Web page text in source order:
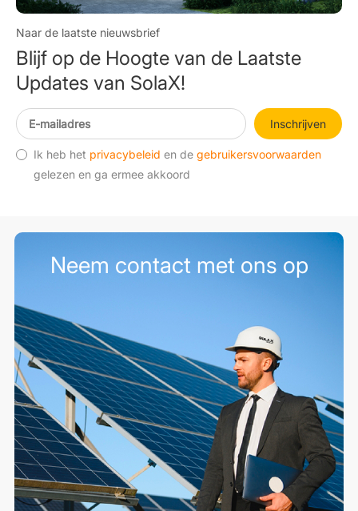
Naar de laatste nieuwsbrief
Blijf op de Hoogte van de Laatste
Updates van SolaX!
Inschrijven
Ik heb het privacybeleid en de gebruikersvoorwaarden
gelezen en ga ermee akkoord
Neem contact met ons op